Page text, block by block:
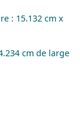
: 15.132 cm x
cm de large